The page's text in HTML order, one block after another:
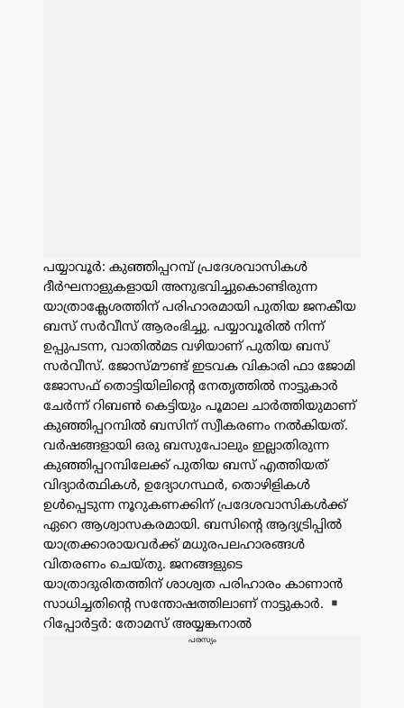
പയ്യാവൂർ: കുഞ്ഞിപ്പറമ്പ് പ്രദേശവാസികൾ
ദീർഘനാളുകളായി അനുഭവിച്ചുകൊണ്ടിരുന്ന
യാത്രാക്ലേശത്തിന് പരിഹാരമായി പുതിയ ജനകീയ
ബസ് സർവീസ് ആരംഭിച്ചു. പയ്യാവൂരിൽ നിന്ന്
ഉപ്പുപടന്ന, വാതിൽമട വഴിയാണ് പുതിയ ബസ്
സർവീസ്. ജോസ്മൗണ്ട് ഇടവക വികാരി ഫാ ജോമി
ജോസഫ് തൊട്ടിയിലിൻ്റെ നേതൃത്തിൽ നാട്ടുകാർ
ചേർന്ന് റിബൺ കെട്ടിയും പൂമാല ചാർത്തിയുമാണ്
കുഞ്ഞിപ്പറമ്പിൽ ബസിന് സ്വീകരണം നൽകിയത്. ​
വർഷങ്ങളായി ഒരു ബസുപോലും ഇല്ലാതിരുന്ന
കുഞ്ഞിപ്പറമ്പിലേക്ക് പുതിയ ബസ് എത്തിയത്
വിദ്യാർത്ഥികൾ, ഉദ്യോഗസ്ഥർ, തൊഴിളികൾ
ഉൾപ്പെടുന്ന നൂറുകണക്കിന് പ്രദേശവാസികൾക്ക്
ഏറെ ആശ്വാസകരമായി. ബസിൻ്റെ ആദ്യട്രിപ്പിൽ
യാത്രക്കാരായവർക്ക് മധുരപലഹാരങ്ങൾ
വിതരണം ചെയ്തു. ജനങ്ങളുടെ
യാത്രാദുരിതത്തിന് ശാശ്വത പരിഹാരം കാണാൻ
സാധിച്ചതിന്റെ സന്തോഷത്തിലാണ് നാട്ടുകാർ.
റിപ്പോർട്ടർ: തോമസ് അയ്യങ്കനാൽ
പരസ്യം